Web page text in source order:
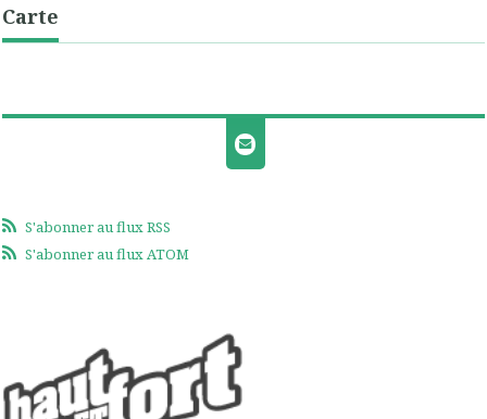
Carte
S'abonner au flux RSS
S'abonner au flux ATOM